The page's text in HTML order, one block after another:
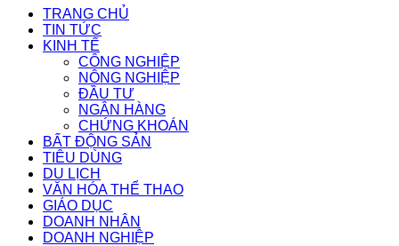
TRANG CHỦ
TIN TỨC
KINH TẾ
CÔNG NGHIỆP
NÔNG NGHIỆP
ĐẦU TƯ
NGÂN HÀNG
CHỨNG KHOÁN
BẤT ĐỘNG SẢN
TIÊU DÙNG
DU LỊCH
VĂN HÓA THỂ THAO
GIÁO DỤC
DOANH NHÂN
DOANH NGHIỆP